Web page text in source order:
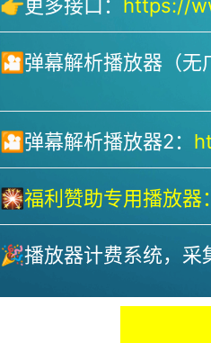
👉更多接口： https://
🎦弹幕解析播放器（无
🎦弹幕解析播放器2：
🎇福利赞助专用播放器：
🎉播放器计费系统，采